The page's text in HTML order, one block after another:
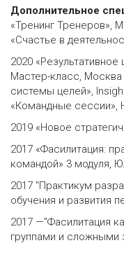
Дополнительное
«Тренинг Тренеров»,
«Счастье в
2020
Мастер-класс,
системы целей»,
«Командные сессии»,
2019 «Новое
2017 «Фасилитация:
командой» 3 модуля,
2017 "Практикум
обучения и развития
2017 —"Фасилитация
группами и сложными